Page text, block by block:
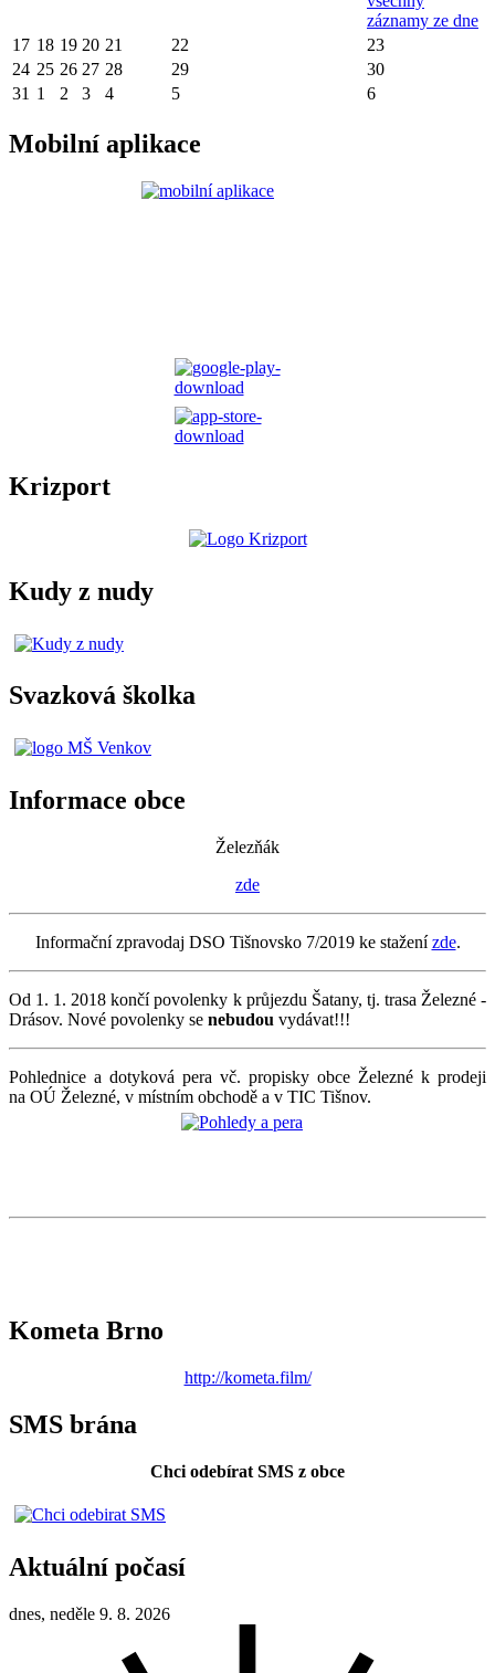
záznamy ze dne
17 18 19 20 21 22
23
24 25 26 27 28 29
30
31 1 2 3 4 5 6
Mobilní aplikace
Krizport
Kudy z nudy
Svazková školka
Informace obce
Železňák
zde
Informační zpravodaj DSO Tišnovsko 7/2019 ke staženízde.
Od 1. 1. 2018 končí povolenky k průjezdu Šatany, tj. trasa Železné -
Drásov. Nové povolenky se nebudou vydávat!!!
Pohlednice a dotyková pera vč. propisky obce Železné k prodeji
na OÚ Železné, v místním obchodě a v TIC Tišnov.
Kometa Brno
http://kometa.film/
SMS brána
Chci odebírat SMS z obce
Aktuální počasí
dnes, neděle 9. 8. 2026